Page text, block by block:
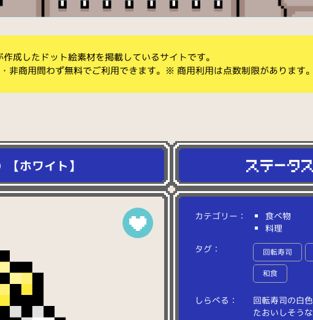
成したドット絵素材を掲載しているサイトです。
非商用問わず無料でご利用できます。※ 商用利用は点数制限があります。
ホワイト】
カテゴリー：
食べ物
料理
タグ：
回転寿司
和食
しらべる： 回転寿司の白色
たおい しそうな